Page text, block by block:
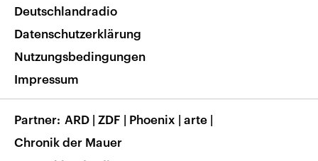
Nachrichten App
Frequenzen
Veranstaltungen
Musikliste
RSS
Barrierefreiheit
Deutschlandradio
Datenschutzerklärung
Nutzungsbedingungen
Impressum
Partner ARD | ZDF | Phoenix | arte |
Chronik der Mauer